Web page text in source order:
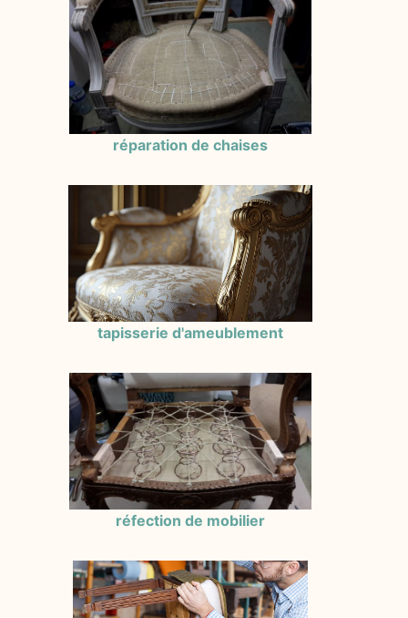
réparation de chaises
tapisserie d'ameublement
réfection de mobilier